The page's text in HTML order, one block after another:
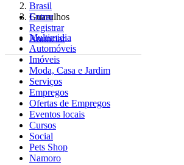
Entrar
Registrar
Anunciar
Brasil
Guarulhos
Multimidia
Automóveis
Imóveis
Moda, Casa e Jardim
Serviços
Empregos
Ofertas de Empregos
Eventos locais
Cursos
Social
Pets Shop
Namoro